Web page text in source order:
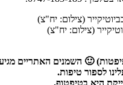
(צילום: יח"צ)
🙂 השמנים האתריים
לספור טיפות.
היא בטיפטוף.